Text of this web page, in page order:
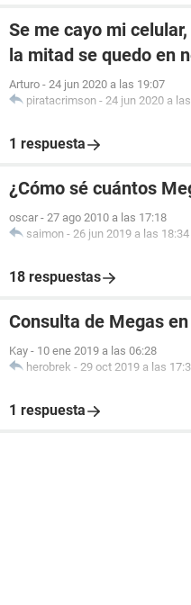
Se me cayo mi
la mitad se quedo en
Arturo - 24 jun 2020 a las 19:07
piratacrimson - 24 jun 2020 a
1 respuesta
¿Cómo sé cuántos
oscar - 27 ago 2010 a las 17:18
saimon - 26 jun 2019 a las 18:34
18 respuestas
Consulta de Megas
Kay - 10 ene 2019 a las 06:28
herobrek - 29 oct 2019 a las
1 respuesta